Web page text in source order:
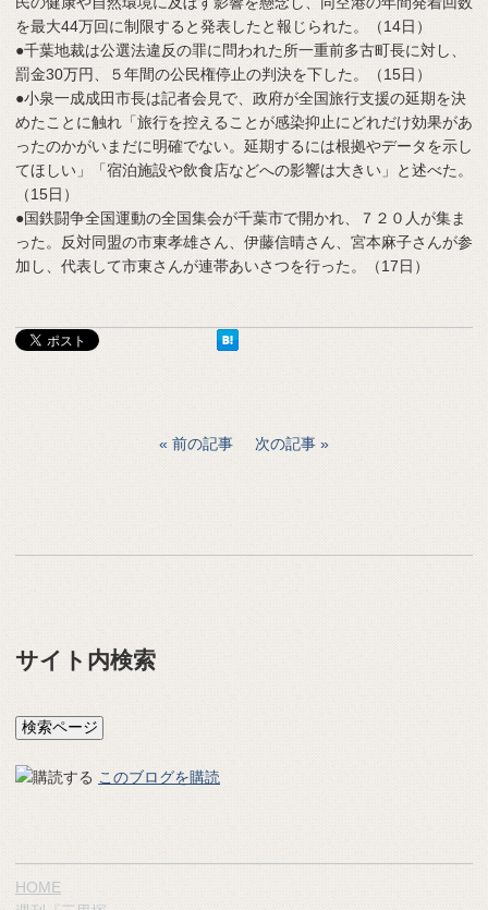
を最大44万回に制限すると発表したと報じられた。（14日）
●千葉地裁は公選法違反の罪に問われた所一重前多古町長に対し、
罰金30万円、５年間の公民権停止の判決を下した。（15日）
●小泉一成成田市長は記者会見で、政府が全国旅行支援の延期を決
めたことに触れ「旅行を控えることが感染抑止にどれだけ効果があ
ったのかがいまだに明確でない。延期するには根拠やデータを示し
てほしい」「宿泊施設や飲食店などへの影響は大きい」と述べた。
（15日）
●国鉄闘争全国運動の全国集会が千葉市で開かれ、７２０人が集ま
った。反対同盟の市東孝雄さん、伊藤信晴さん、宮本麻子さんが参
加し、代表して市東さんが連帯あいさつを行った。（17日）
前の記事 次の記事
サイト内検索
このブログを購読
HOME